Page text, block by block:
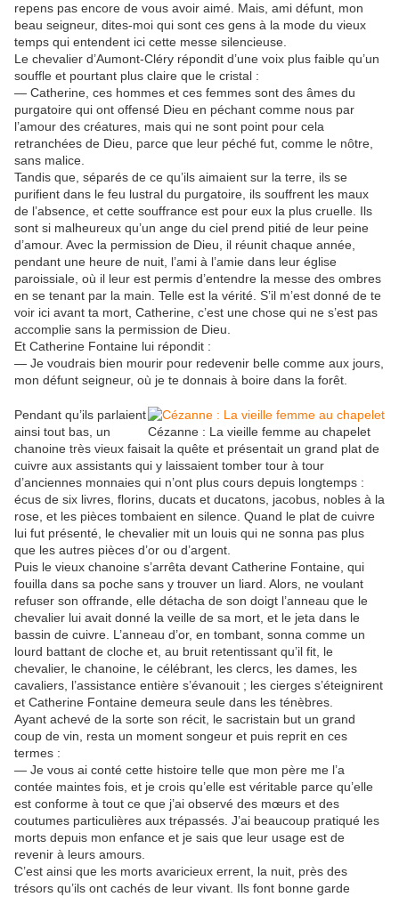
repens pas encore de vous avoir aimé. Mais, ami défunt, mon
beau seigneur, dites-moi qui sont ces gens à la mode du vieux
temps qui entendent ici cette messe silencieuse.
Le chevalier d’Aumont-Cléry répondit d’une voix plus faible qu’un
souffle et pourtant plus claire que le cristal :
— Catherine, ces hommes et ces femmes sont des âmes du
purgatoire qui ont offensé Dieu en péchant comme nous par
l’amour des créatures, mais qui ne sont point pour cela
retranchées de Dieu, parce que leur péché fut, comme le nôtre,
sans malice.
Tandis que, séparés de ce qu’ils aimaient sur la terre, ils se
purifient dans le feu lustral du purgatoire, ils souffrent les maux
de l’absence, et cette souffrance est pour eux la plus cruelle. Ils
sont si malheureux qu’un ange du ciel prend pitié de leur peine
d’amour. Avec la permission de Dieu, il réunit chaque année,
pendant une heure de nuit, l’ami à l’amie dans leur église
paroissiale, où il leur est permis d’entendre la messe des ombres
en se tenant par la main. Telle est la vérité. S’il m’est donné de te
voir ici avant ta mort, Catherine, c’est une chose qui ne s’est pas
accomplie sans la permission de Dieu.
Et Catherine Fontaine lui répondit :
— Je voudrais bien mourir pour redevenir belle comme aux jours,
mon défunt seigneur, où je te donnais à boire dans la forêt.
Cézanne : La vieille femme au chapelet
Pendant qu’ils parlaient
ainsi tout bas, un
chanoine très vieux faisait la quête et présentait un grand plat de
cuivre aux assistants qui y laissaient tomber tour à tour
d’anciennes monnaies qui n’ont plus cours depuis longtemps :
écus de six livres, florins, ducats et ducatons, jacobus, nobles à la
rose, et les pièces tombaient en silence. Quand le plat de cuivre
lui fut présenté, le chevalier mit un louis qui ne sonna pas plus
que les autres pièces d’or ou d’argent.
Puis le vieux chanoine s’arrêta devant Catherine Fontaine, qui
fouilla dans sa poche sans y trouver un liard. Alors, ne voulant
refuser son offrande, elle détacha de son doigt l’anneau que le
chevalier lui avait donné la veille de sa mort, et le jeta dans le
bassin de cuivre. L’anneau d’or, en tombant, sonna comme un
lourd battant de cloche et, au bruit retentissant qu’il fit, le
chevalier, le chanoine, le célébrant, les clercs, les dames, les
cavaliers, l’assistance entière s’évanouit ; les cierges s’éteignirent
et Catherine Fontaine demeura seule dans les ténèbres.
Ayant achevé de la sorte son récit, le sacristain but un grand
coup de vin, resta un moment songeur et puis reprit en ces
termes :
— Je vous ai conté cette histoire telle que mon père me l’a
contée maintes fois, et je crois qu’elle est véritable parce qu’elle
est conforme à tout ce que j’ai observé des mœurs et des
coutumes particulières aux trépassés. J’ai beaucoup pratiqué les
morts depuis mon enfance et je sais que leur usage est de
revenir à leurs amours.
C’est ainsi que les morts avaricieux errent, la nuit, près des
trésors qu’ils ont cachés de leur vivant. Ils font bonne garde